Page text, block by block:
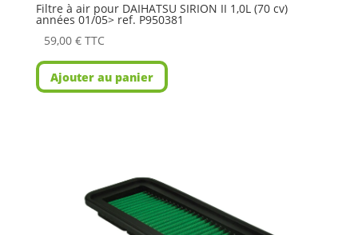
Filtre à air pour DAIHATSU SIRION II 1,0L (70 cv)
années 01/05> ref. P950381
59,00 € TTC
Ajouter au panier